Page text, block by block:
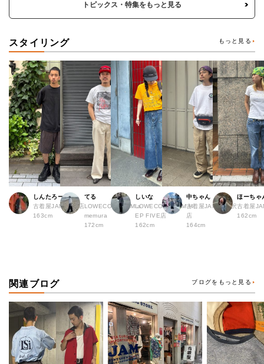
トピックス・特集をもっと見る
スタイリング もっと見る
しんたろー
古着屋JAM 仙台店
163cm
てる
LOWECO by JAM a
memura
172cm
しいな
LOWECO by JAM H
EP FIVE店
162cm
中ちゃん
古着屋JAM 下北沢
店
164cm
ほーちゃ
古着屋
162cm
関連ブログ ブログをもっと見る